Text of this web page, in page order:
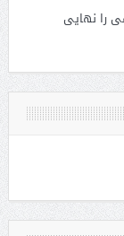
را نهایی